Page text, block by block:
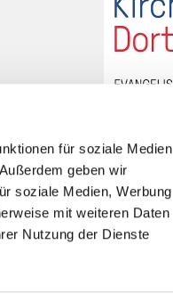
für soziale Medien
geben wir
soziale Medien, Werbung
mit weiteren Daten
Nutzung der Dienste